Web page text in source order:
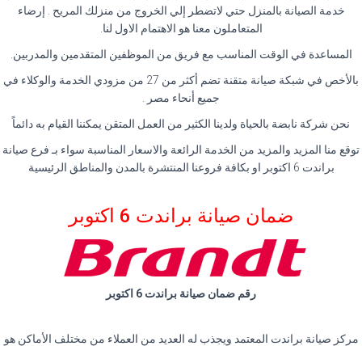
خدمة الصيانة بالمنزل حتي لاتضطر إلي الخروج من منزلك المريح . إرضاء
المتعاملون معنا هو الاهتمام الاول لنا.
المساعدة في الوقت المناسب مع فريق من الموظفين المتقدمين والمدربين.
بالأخص في شبكة صيانة متقنة تضم أكثر من 27 من مزودي الخدمة والوكلاء في
جميع أنحاء مصر .
نحن شركة نابضة بالحياة ولدينا الكثير من العمل المتقن يمكننا القيام به دائماً
توقع منا المزيد والمزيد من الخدمة الرائعة والاسعار المناسبة سواء بـ فرع صيانة
براندت 6 اكتوبر او بكافة فروعنا المنتشرة بالمدن والمناطق الرئيسية
ضمان صيانة براندت 6 اكتوبر
رقم ضمان صيانة براندت 6 اكتوبر
مركز صيانة براندت المعتمد ويجذب له العديد من العملاء من مختلف الأماكن هو